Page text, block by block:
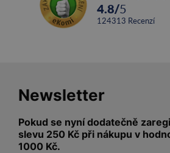
4.8/5
124313 recenzí
Newsletter
Pokud se nyní dodatečně
slevu 250 Kč při nákupu v
1000 Kč.